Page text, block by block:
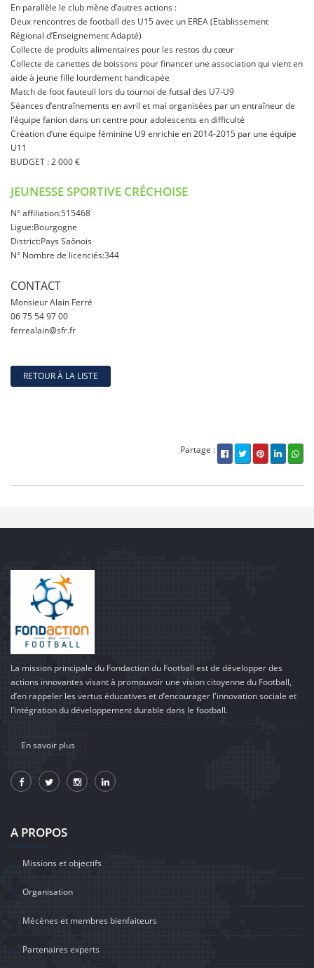
En parallèle le club mène d’autres actions :
Deux rencontres de football des U15 avec un EREA (Etablissement
Régional d’Enseignement Adapté)
Collecte de produits alimentaires pour les restos du cœur
Collecte de canettes de boissons pour financer une association qui vient en
aide à jeune fille lourdement handicapée
Match de foot fauteuil lors du tournoi de futsal des U7-U9
Séances d’entraînements en avril et mai organisées par un entraîneur de
l’équipe fanion dans un centre pour adolescents en difficulté
Création d’une équipe féminine U9 enrichie en 2014-2015 par une équipe
U11
BUDGET : 2 000 €
JEUNESSE SPORTIVE CRÉCHOISE
N° affiliation:515468
Ligue:Bourgogne
District:Pays Saônois
N° Nombre de licenciés:344
CONTACT
Monsieur Alain Ferré
06 75 54 97 00
ferrealain@sfr.fr
RETOUR À LA LISTE
Partage :
La mission principale du Fondaction du Football est de développer des
actions innovantes visant à promouvoir une vision citoyenne du Football,
d’en rappeler les vertus éducatives et d’encourager l'innovation sociale et
l’intégration du développement durable dans le football.
En savoir plus
A PROPOS
Missions et objectifs
Organisation
Mécènes et membres bienfaiteurs
Partenaires experts